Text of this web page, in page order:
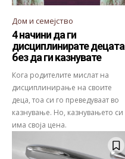
Дом и семејство
4 начини да ги
дисциплинирате децата
без да ги казнувате
Кога родителите мислат на
дисциплинирање на своите
деца, тоа си го преведуваат во
казнување. Но, казнувањето си
има своја цена.